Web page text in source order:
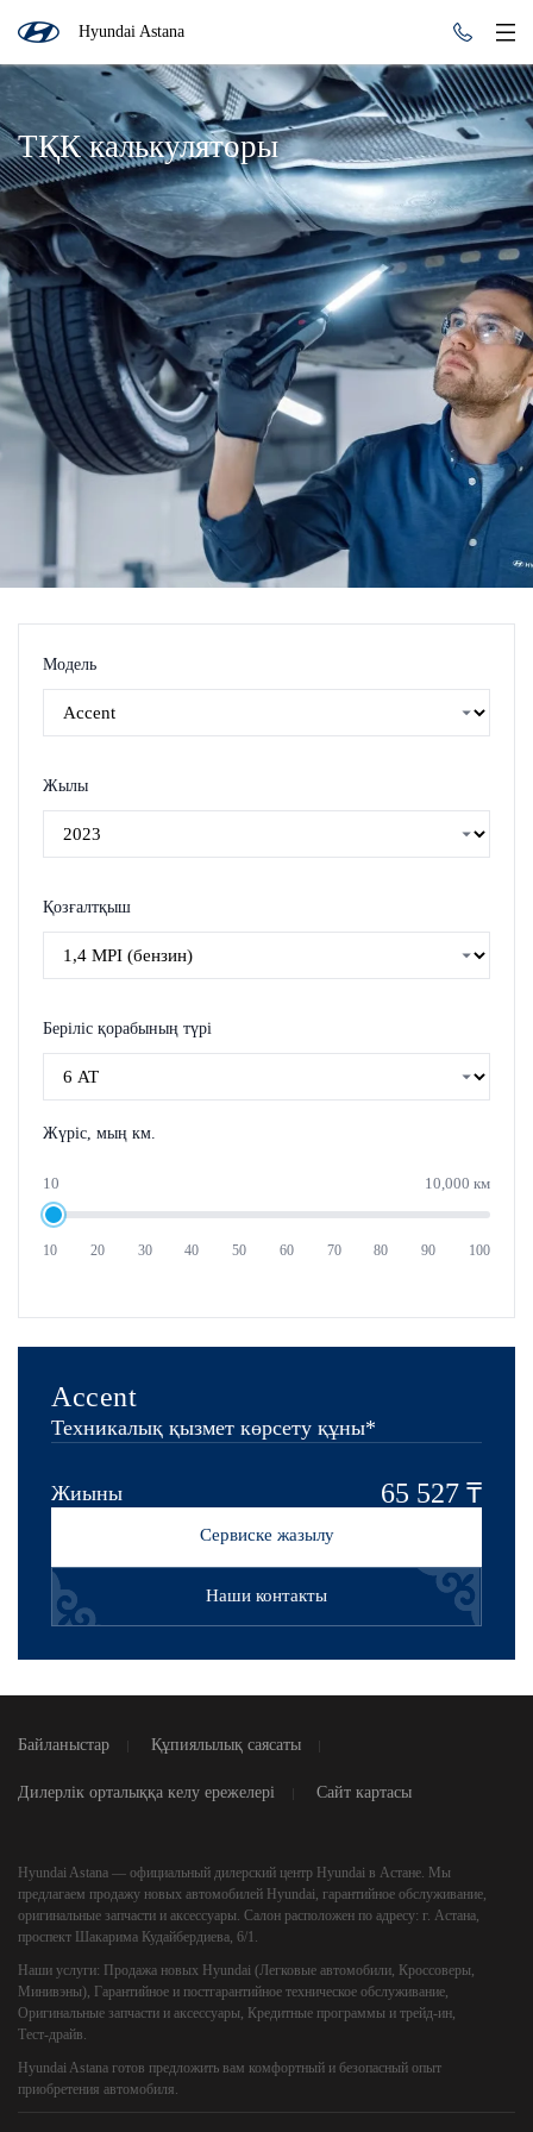
Hyundai Astana
ТҚК калькуляторы
Модель
Жылы
Қозғалтқыш
Беріліс қорабының түрі
Жүріс, мың км.
10 10,000 км
10 20 30 40 50 60 70 80 90 100
Accent
Техникалық қызмет көрсету құны*
Жиыны 65 527 ₸
Сервиске жазылу
Наши контакты
Байланыстар Құпиялылық саясаты
Дилерлік орталыққа келу ережелері Сайт картасы
Hyundai Astana — официальный дилерский центр Hyundai в Астане. Мы
предлагаем продажу новых автомобилей Hyundai, гарантийное обслуживание,
оригинальные запчасти и аксессуары. Салон расположен по адресу: г. Астана,
проспект Шакарима Кудайбердиева, 6/1.
Наши услуги: Продажа новых Hyundai (Легковые автомобили, Кроссоверы,
Минивэны), Гарантийное и постгарантийное техническое обслуживание,
Оригинальные запчасти и аксессуары, Кредитные программы и трейд‑ин,
Тест‑драйв.
Hyundai Astana готов предложить вам комфортный и безопасный опыт
приобретения автомобиля.